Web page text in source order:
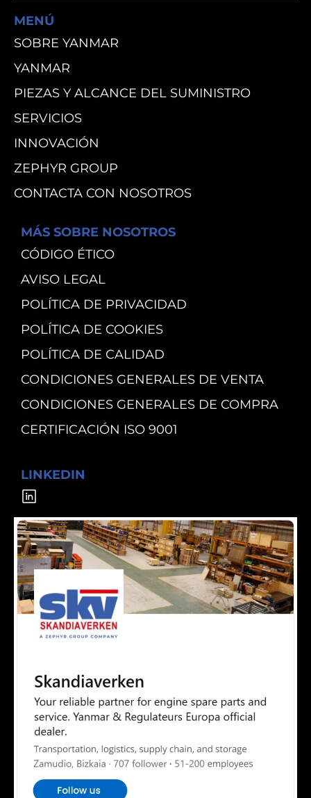
MENÚ
SOBRE YANMAR
YANMAR
PIEZAS Y ALCANCE DEL SUMINISTRO
SERVICIOS
INNOVACIÓN
ZEPHYR GROUP
CONTACTA CON NOSOTROS
MÁS SOBRE NOSOTROS
CÓDIGO ÉTICO
AVISO LEGAL
POLÍTICA DE PRIVACIDAD
POLÍTICA DE COOKIES
POLÍTICA DE CALIDAD
CONDICIONES GENERALES DE VENTA
CONDICIONES GENERALES DE COMPRA
CERTIFICACIÓN ISO 9001
LINKEDIN